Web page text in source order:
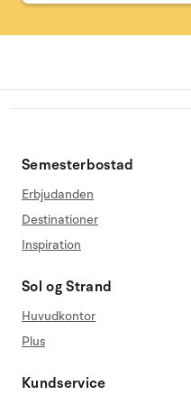
Semesterbostad
Erbjudanden
Destinationer
Inspiration
Sol og Strand
Huvudkontor
Plus
Kundservice